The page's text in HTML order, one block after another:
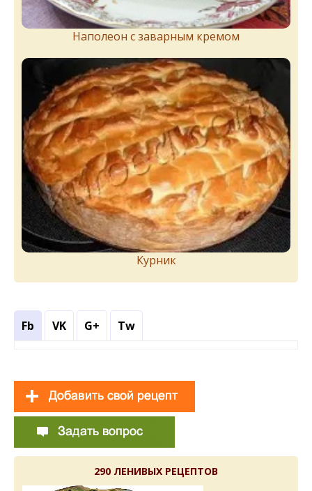
Наполеон с заварным кремом
Курник
Fb VK G+ Tw
290 ЛЕНИВЫХ РЕЦЕПТОВ